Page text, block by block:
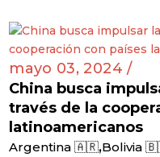
mayo 03, 2024 /
China busca
través de la
latinoamericanos
Argentina 🇦🇷,Bolivia